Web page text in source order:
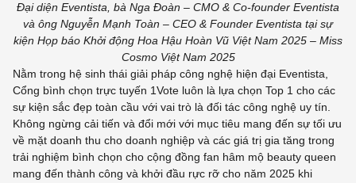
Đại diện Eventista, bà Nga Đoàn – CMO & Co-founder Eventista
và ông Nguyễn Mạnh Toàn – CEO & Founder Eventista tại sự
kiện Họp báo Khởi động Hoa Hậu Hoàn Vũ Việt Nam 2025 – Miss
Cosmo Việt Nam 2025
Nằm trong hệ sinh thái giải pháp công nghệ hiện đại Eventista,
Cổng bình chọn trực tuyến 1Vote luôn là lựa chọn Top 1 cho các
sự kiện sắc đẹp toàn cầu với vai trò là đối tác công nghệ uy tín.
Không ngừng cải tiến và đổi mới với mục tiêu mang đến sự tối ưu
về mặt doanh thu cho doanh nghiệp và các giá trị gia tăng trong
trải nghiệm bình chọn cho cộng đồng fan hâm mộ beauty queen
mang đến thành công và khởi đầu rực rỡ cho năm 2025 khi